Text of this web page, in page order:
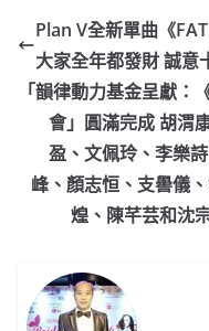
e
b
o
o
k
W
ei
b
o
s
A
p
p
Plan V全新單曲《
大家全年都發財 誠意
「韻律動力基金呈獻
會」圓滿完成 胡渭
盈、文佩玲、李樂
峰、顏志恒、支嚳儀
煌、陳芊芸和沈